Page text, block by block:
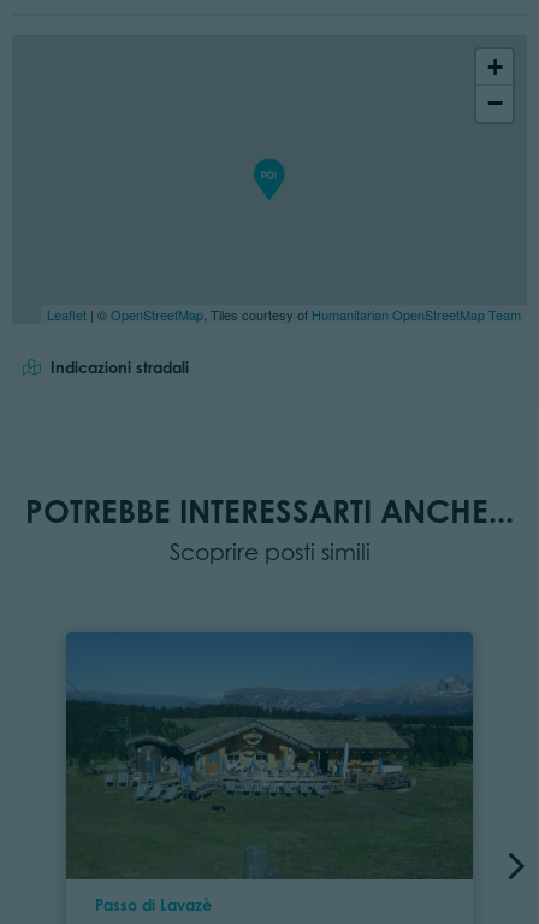
+
−
Leaflet | ©OpenStreetMap , Tiles courtesy of Humanitarian OpenStreetMap Team
Indicazioni stradali
POTREBBE INTERESSARTI ANCHE...
Scoprire posti simili
Località
Passo di Lavazè